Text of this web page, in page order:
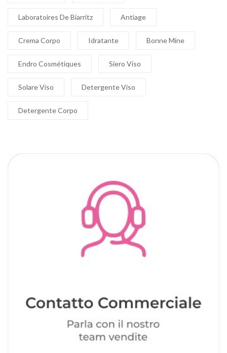
Laboratoires De Biarritz Antiage
Crema Corpo Idratante Bonne Mine
Endro Cosmétiques Siero Viso
Solare Viso Detergente Viso
Detergente Corpo